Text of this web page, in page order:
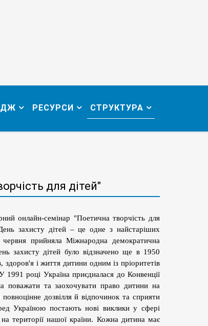
РЕСУРСИ СТРУКТУРА
для дітей"
онлайн-семінар "Поетична творчість для
захисту дітей – це одне з найстаріших
прийняла Міжнародна демократична
захисту дітей було відзначено ще в 1950
здоров'я і життя дитини одним із пріоритетів
1991 році Україна приєдналася до Конвенції
та заохочувати право дитини на
дозвілля й відпочинок та сприяти
Україною постають нові виклики у сфері
території нашої країни. Кожна дитина має